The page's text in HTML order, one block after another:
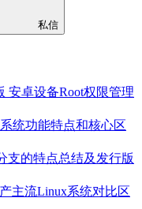
私信
安卓设备Root权限管理
统功能特点和核心区
支的特点总结及发行版
主流Linux系统对比区